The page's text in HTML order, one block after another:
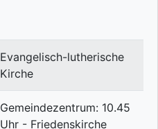
Evangelisch-lutherische
Kirche
Gemeindezentrum: 10.45
Uhr - Friedenskirche